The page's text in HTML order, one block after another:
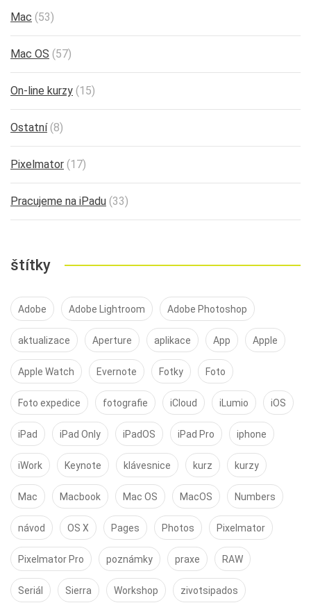
Mac (53)
Mac OS (57)
On-line kurzy (15)
Ostatní(8)
Pixelmator (17)
Pracujeme na iPadu (33)
štítky
Adobe Adobe Lightroom Adobe Photoshop
aktualizace Aperture aplikace App Apple
Apple Watch Evernote Fotky Foto
Foto expedice fotografie iCloud iLumio iOS
iPad iPad Only iPadOS iPad Pro iphone
iWork Keynote klávesnice kurz kurzy
Mac Macbook Mac OS MacOS Numbers
návod OS X Pages Photos Pixelmator
Pixelmator Pro poznámky praxe RAW
Seriál Sierra Workshop zivotsipados